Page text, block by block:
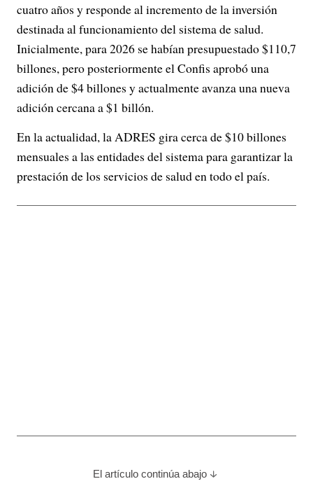
cuatro años y responde al incremento de la inversión
destinada al funcionamiento del sistema de salud.
Inicialmente, para 2026 se habían presupuestado $110,7
billones, pero posteriormente el Confis aprobó una
adición de $4 billones y actualmente avanza una nueva
adición cercana a $1 billón.
En la actualidad, la ADRES gira cerca de $10 billones
mensuales a las entidades del sistema para garantizar la
prestación de los servicios de salud en todo el país.
El artículo continúa abajo